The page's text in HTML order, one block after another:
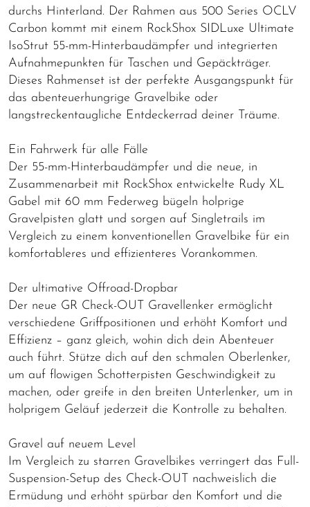
durchs Hinterland. Der Rahmen aus 500 Series OCLV
Carbon kommt mit einem RockShox SIDLuxe Ultimate
IsoStrut 55-mm-Hinterbaudämpfer und integrierten
Aufnahmepunkten für Taschen und Gepäckträger.
Dieses Rahmenset ist der perfekte Ausgangspunkt für
das abenteuerhungrige Gravelbike oder
langstreckentaugliche Entdeckerrad deiner Träume.
Ein Fahrwerk für alle Fälle
Der 55-mm-Hinterbaudämpfer und die neue, in
Zusammenarbeit mit RockShox entwickelte Rudy XL
Gabel mit 60 mm Federweg bügeln holprige
Gravelpisten glatt und sorgen auf Singletrails im
Vergleich zu einem konventionellen Gravelbike für ein
komfortableres und effizienteres Vorankommen.
Der ultimative Offroad-Dropbar
Der neue GR Check-OUT Gravellenker ermöglicht
verschiedene Griffpositionen und erhöht Komfort und
Effizienz – ganz gleich, wohin dich dein Abenteuer
auch führt. Stütze dich auf den schmalen Oberlenker,
um auf flowigen Schotterpisten Geschwindigkeit zu
machen, oder greife in den breiten Unterlenker, um in
holprigem Geläuf jederzeit die Kontrolle zu behalten.
Gravel auf neuem Level
Im Vergleich zu starren Gravelbikes verringert das Full-
Suspension-Setup des Check-OUT nachweislich die
Ermüdung und erhöht spürbar den Komfort und die